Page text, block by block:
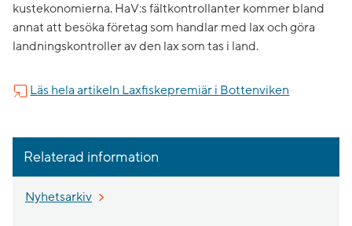
kustekonomierna. HaV:s fältkontrollanter kommer bland
annat att besöka företag som handlar med lax och göra
landningskontroller av den lax som tas i land.
Läs hela artikeln Laxfiskepremiär i Bottenviken
Relaterad information
Nyhetsarkiv